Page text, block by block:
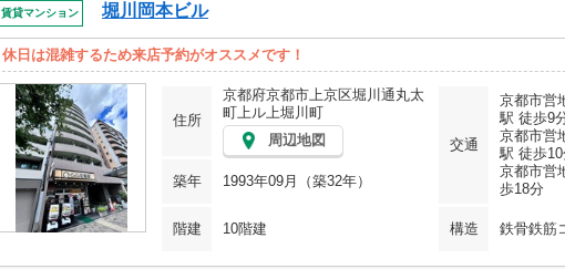
賃貸マンション 堀川岡本ビル
休日は混雑するため来店予約がオススメです！
住所
京都府京都市上京区堀川通丸太
町上ル上堀川町
周辺地図
交通
京都市営
駅 徒歩9
京都市営
駅 徒歩10
京都市営
歩18分
築年 1993年09月（築32年）
階建 10階建 構造 鉄骨鉄筋